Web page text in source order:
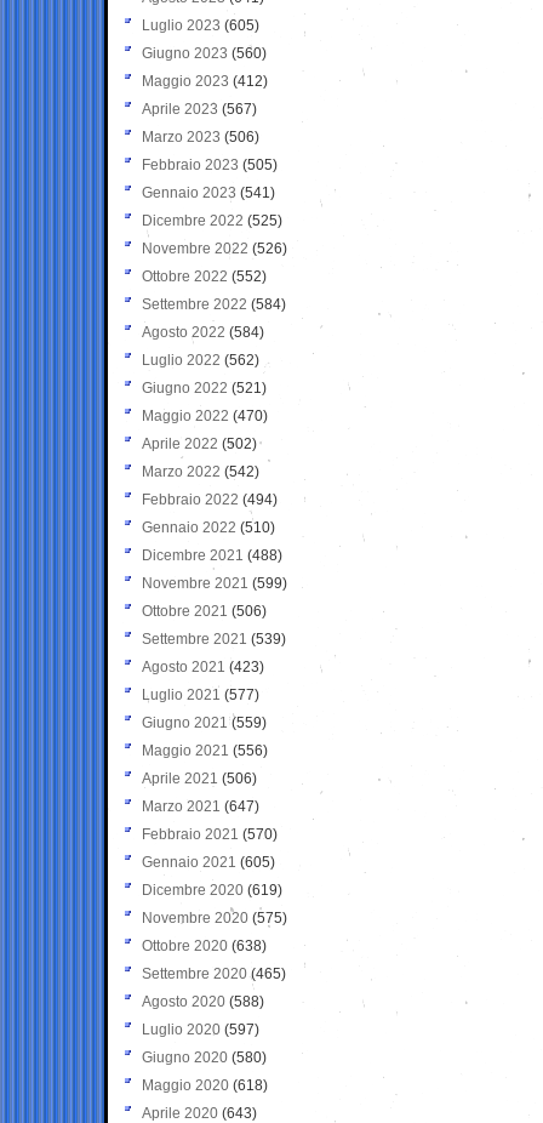
Luglio 2023 (605)
Giugno 2023 (560)
Maggio 2023 (412)
Aprile 2023 (567)
Marzo 2023 (506)
Febbraio 2023 (505)
Gennaio 2023 (541)
Dicembre 2022 (525)
Novembre 2022 (526)
Ottobre 2022 (552)
Settembre 2022 (584)
Agosto 2022 (584)
Luglio 2022 (562)
Giugno 2022 (521)
Maggio 2022 (470)
Aprile 2022 (502)
Marzo 2022 (542)
Febbraio 2022 (494)
Gennaio 2022 (510)
Dicembre 2021 (488)
Novembre 2021 (599)
Ottobre 2021 (506)
Settembre 2021 (539)
Agosto 2021 (423)
Luglio 2021 (577)
Giugno 2021(559)
Maggio 2021 (556)
Aprile 2021 (506)
Marzo 2021 (647)
Febbraio 2021 (570)
Gennaio 2021 (605)
Dicembre 2020 (619)
Novembre 2020 (575)
Ottobre 2020 (638)
Settembre 2020(465)
Agosto 2020 (588)
Luglio 2020 (597)
Giugno 2020 (580)
Maggio 2020 (618)
Aprile 2020 (643)